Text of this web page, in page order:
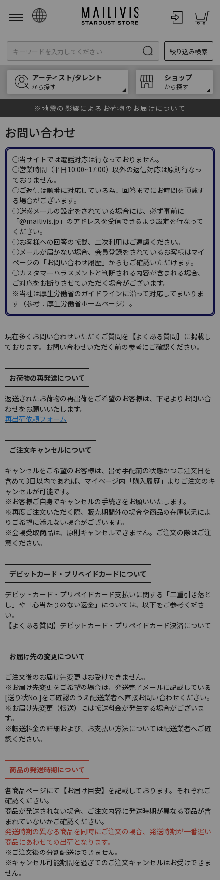
English
한국어
中文
絞り込み検索
アーティスト/タレント
から探す
ショップ
から探す
※地震の影響によるお荷物のお届けについて
お問い合わせ
◯当サイトでは電話対応は行なっておりません。
◯営業時間（平日10:00~17:00）以外の返信対応は原則行なっ
ておりません。
◯ご返信は順番に対応している為、回答までにお時間を頂戴す
る場合がございます。
◯迷惑メールの設定をされている場合には、必ず事前に
「@mailivis.jp」のアドレスを受信できるよう設定を行なって
ください。
◯お客様への回答の転載、二次利用はご遠慮ください。
◯メールが届かない場合、会員登録をされているお客様はマイ
ページの「お問い合わせ履歴」からもご確認いただけます。
◯カスタマーハラスメントと判断される内容が含まれる場合、
ご対応をお断りさせていただく場合がございます。
※当社は厚生労働省のガイドラインに沿って対応してまいりま
す（参考： 厚生労働省ホームページ）。
現在多くお問い合わせいただくご質問を 【よくある質問】 に掲載し
ております。お問い合わせいただく前の参考にご確認ください。
お荷物の再発送について
返送されたお荷物の再出荷をご希望のお客様は、下記よりお問い合
わせをお願いいたします。
再出荷依頼フォーム
ご注文キャンセルについて
キャンセルをご希望のお客様は、出荷手配前の状態かつご注文日を
含めて3日以内であれば、マイページ内「購入履歴」よりご注文のキ
ャンセルが可能です。
※お客様ご自身でキャンセルの手続きをお願いいたします。
※再度ご注文いただく際、販売期間外の場合や商品の在庫状況によ
りご希望に添えない場合がございます。
※会場受取商品は、原則キャンセルできません。ご注文の際はご注
意ください。
デビットカード・プリペイドカードについて
デビットカード・プリペイドカード支払いに関する「二重引き落と
し」や「心当たりのない返金」については、以下をご参考くださ
い。
【よくある質問】デビットカード・プリペイドカード決済について
お届け先の変更について
ご注文後のお届け先変更はお受けできません。
※お届け先変更をご希望の場合は、発送完了メールに記載している
[送り状No.]をご確認のうえ配送業者へ直接お問い合わせください。
※お届け先変更（転送）には転送料金が発生する場合がございま
す。
※転送料金の詳細および、お支払い方法については配送業者へご確
認ください。
商品の発送時期について
各商品ページにて【お届け目安】を記載しております。それぞれご
確認ください。
商品が発送されない場合、ご注文内容に発送時期が異なる商品が含
まれていないかご確認ください。
発送時期の異なる商品を同時にご注文の場合、発送時期が一番遅い
商品にあわせての出荷となります。
※ご注文後の分割配送はできません。
※キャンセル可能期間を過ぎてのご注文キャンセルはお受けできま
せん。